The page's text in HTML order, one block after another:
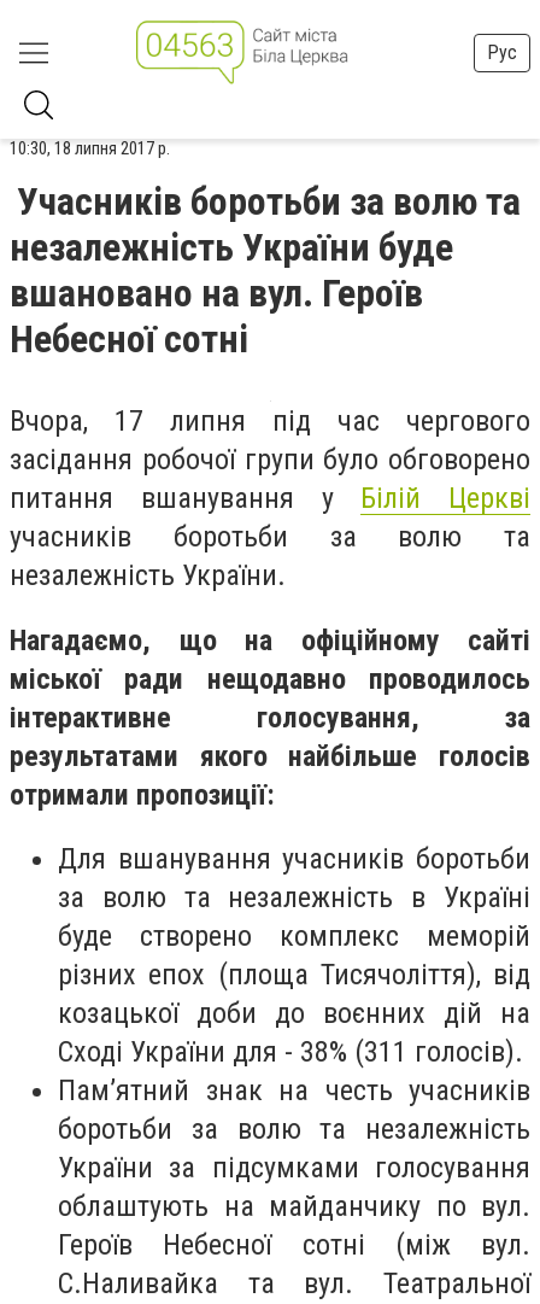
Рус
10:30, 18 липня 2017 р.
Учасників боротьби за волю та
незалежність України буде
вшановано на вул. Героїв
Небесної сотні
Вчора, 17 липня під час чергового
засідання робочої групи було обговорено
питання вшанування у Білій Церкві
учасників боротьби за волю та
незалежність України.
Нагадаємо, що на офіційному сайті
міської ради нещодавно проводилось
інтерактивне голосування, за
результатами якого найбільше голосів
отримали пропозиції:
Для вшанування учасників боротьби
за волю та незалежність в Україні
буде створено комплекс меморій
різних епох (площа Тисячоліття), від
козацької доби до воєнних дій на
Сході України для - 38% (311 голосів).
Пам’ятний знак на честь учасників
боротьби за волю та незалежність
України за підсумками голосування
облаштують на майданчику по вул.
Героїв Небесної сотні (між вул.
С.Наливайка та вул. Театральної